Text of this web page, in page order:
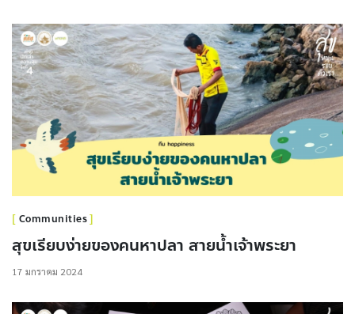
Communities
สุขเรียบง่ายของคนหาปลา สายน้ำเจ้าพระยา
17 มกราคม 2024